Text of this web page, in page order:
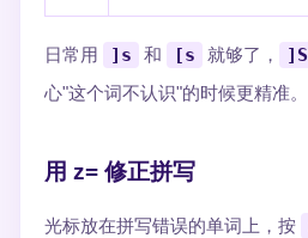
日常用 ]s 和 [s 就够了， ]S
心"这个词不认识"的时候更精准。
用 z= 修正拼写
光标放在拼写错误的单词上，按